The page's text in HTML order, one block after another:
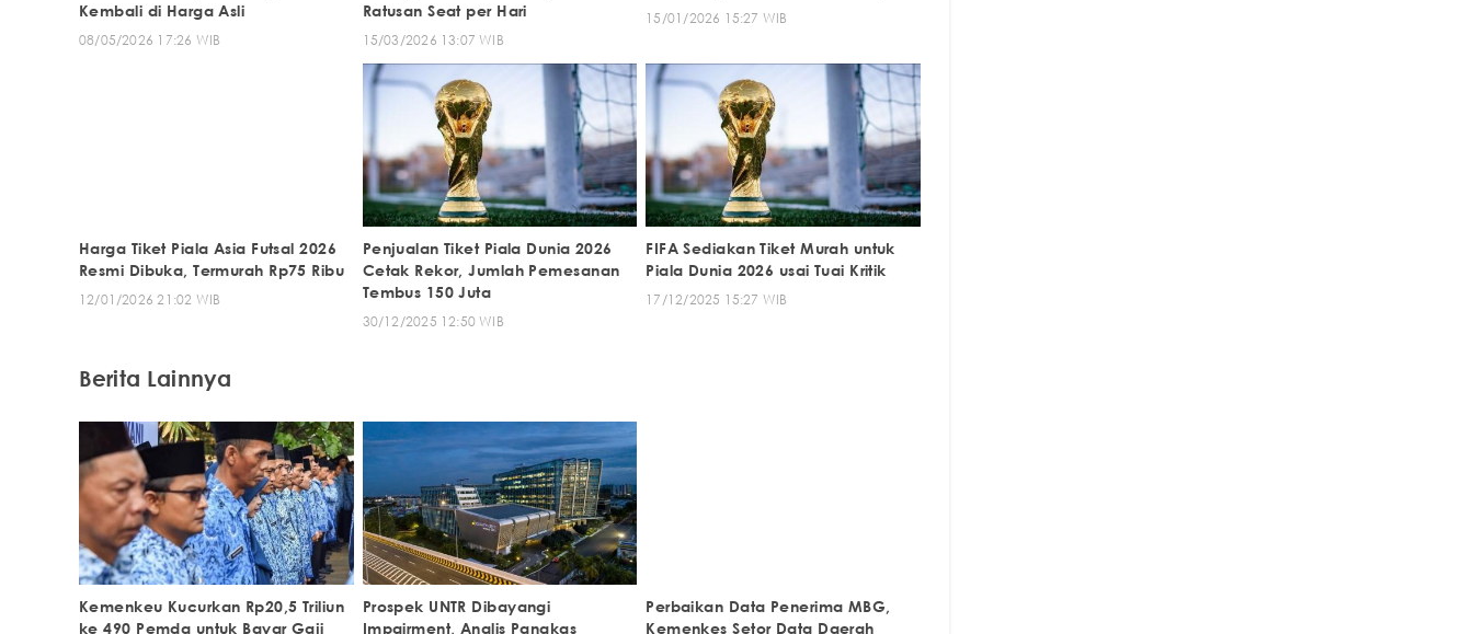
Kembali di Harga Asli
08/05/2026 17:26 WIB
Ratusan Seat per Hari
15/03/2026 13:07 WIB
15/01/2026 15:27 WIB
Harga Tiket Piala Asia Futsal 2026
Resmi Dibuka, Termurah Rp75 Ribu
12/01/2026 21:02 WIB
Penjualan Tiket Piala Dunia 2026
Cetak Rekor, Jumlah Pemesanan
Tembus 150 Juta
30/12/2025 12:50 WIB
FIFA Sediakan Tiket Murah untuk
Piala Dunia 2026 usai Tuai Kritik
17/12/2025 15:27 WIB
Berita Lainnya
Kemenkeu Kucurkan Rp20,5 Triliun
ke 490 Pemda untuk Bayar Gaji
Prospek UNTR Dibayangi
Impairment, Analis Pangkas
Perbaikan Data Penerima MBG,
Kemenkes Setor Data Daerah